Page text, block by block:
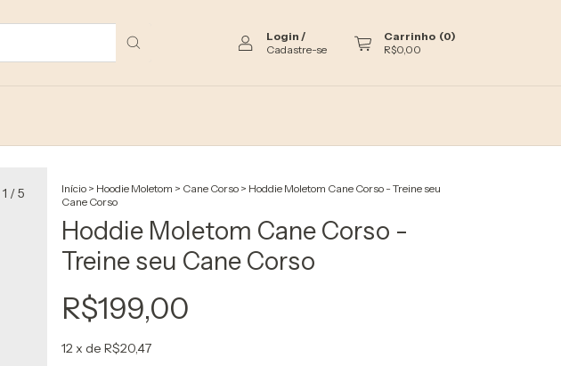
Login /
Cadastre-se
Carrinho (0)
R$0,00
1 /5 Início > Hoodie Moletom > Cane Corso > Hoddie Moletom Cane Corso - Treine seu
Cane Corso
Hoddie Moletom Cane Corso -
Treine seu Cane Corso
R$199,00
12x de R$20,47